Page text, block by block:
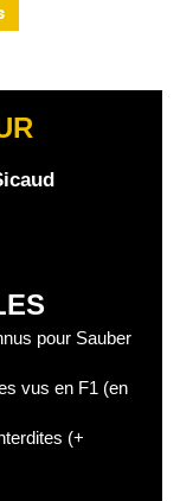
pour Sauber
vus en F1 (en
(+